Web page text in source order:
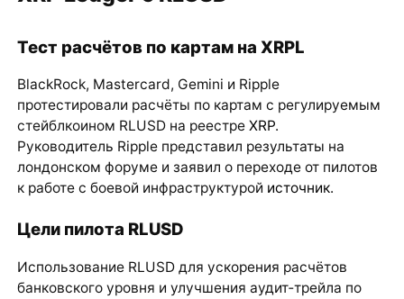
Тест расчётов по картам на XRPL
BlackRock, Mastercard, Gemini и Ripple
протестировали расчёты по картам с регулируемым
стейблкоином RLUSD на реестре XRP.
Руководитель Ripple представил результаты на
лондонском форуме и заявил о переходе от пилотов
к работе с боевой инфраструктурой источник.
Цели пилота RLUSD
Использование RLUSD для ускорения расчётов
банковского уровня и улучшения аудит‑трейла по